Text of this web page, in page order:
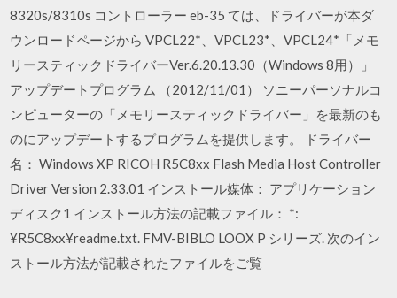
8320s/8310s コントローラー eb-35 ては、ドライバーが本ダ
ウンロードページから VPCL22*、VPCL23*、VPCL24*「メモ
リースティックドライバーVer.6.20.13.30（Windows 8用）」
アップデートプログラム （2012/11/01） ソニーパーソナルコ
ンピューターの「メモリースティックドライバー」を最新のも
のにアップデートするプログラムを提供します。 ドライバー
名： Windows XP RICOH R5C8xx Flash Media Host Controller
Driver Version 2.33.01 インストール媒体： アプリケーション
ディスク1 インストール方法の記載ファイル： *:
¥R5C8xx¥readme.txt. FMV-BIBLO LOOX P シリーズ. 次のイン
ストール方法が記載されたファイルをご覧